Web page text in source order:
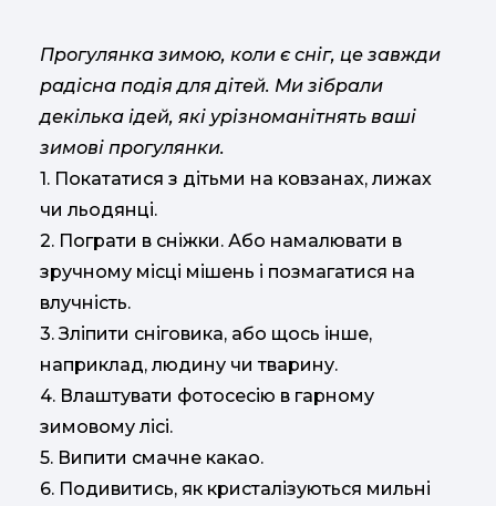
Прогулянка зимою, коли є сніг, це завжди
радісна подія для дітей. Ми зібрали
декілька ідей, які урізноманітнять ваші
зимові прогулянки.
1. Покататися з дітьми на ковзанах, лижах
чи льодянці.
2. Пограти в сніжки. Або намалювати в
зручному місці мішень і позмагатися на
влучність.
3. Зліпити сніговика, або щось інше,
наприклад, людину чи тварину.
4. Влаштувати фотосесію в гарному
зимовому лісі.
5. Випити смачне какао.
6. Подивитись, як кристалізуються мильні